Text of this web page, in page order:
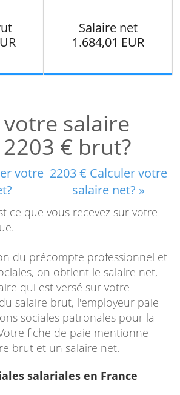
Salaire net
1.684,01 EUR
votre salaire
€ brut?
votre 2203 € Calculer votre
salaire net? »
ce que vous recevez sur votre
du précompte professionnel et
on obtient le salaire net,
qui est versé sur votre
salaire brut, l'employeur paie
sociales patronales pour la
fiche de paie mentionne
brut et un salaire net.
salariales en France